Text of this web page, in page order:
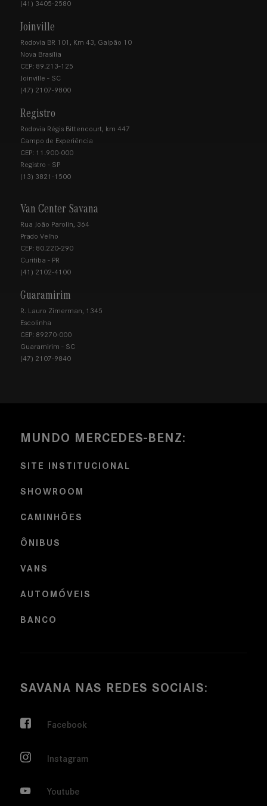
(41) 3405-2580
Joinville
Rodovia BR 101, Km 43, Galpão 10
Nova Brasília
CEP: 89.213-125
Joinville - SC
(47) 2107-9800
Registro
Rodovia Régis Bittencourt, km 447
Campo de Experiência
CEP: 11.900-000
Registro - SP
(13) 3821-1500
Van Center Savana
Rua João Parolin, 364
Prado Velho
CEP: 80.220-290
Curitiba - PR
(41) 2102-4100
Guaramirim
R. Lauro Zimerman, 1345
Escolinha
CEP: 89270-000
Guaramirim - SC
(47) 2107-9840
MUNDO MERCEDES-BENZ:
SITE INSTITUCIONAL
SHOWROOM
CAMINHÕES
ÔNIBUS
VANS
AUTOMÓVEIS
BANCO
SAVANA NAS REDES SOCIAIS:
Facebook
Instagram
Youtube